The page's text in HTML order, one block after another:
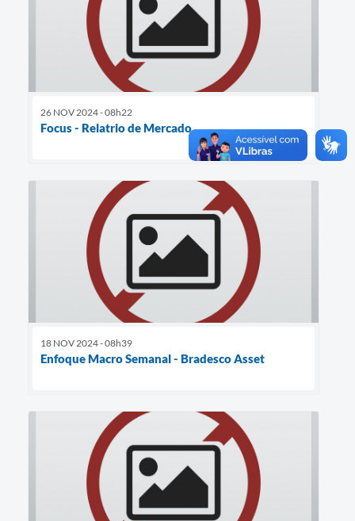
26 NOV 2024 - 08h22
Focus - Relatrio de Mercado
18 NOV 2024 - 08h39
Enfoque Macro Semanal - Bradesco Asset